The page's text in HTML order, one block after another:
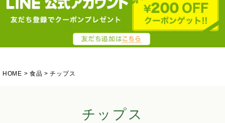
HOME 食品 チップス
チップス